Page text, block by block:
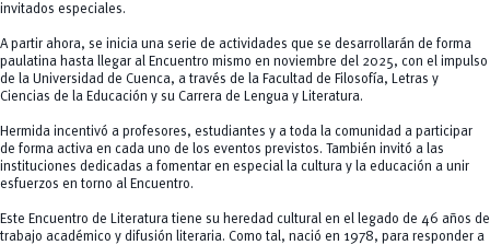
invitados especiales.
A partir ahora, se inicia una serie de actividades que se desarrollarán de forma
paulatina hasta llegar al Encuentro mismo en noviembre del 2025, con el impulso
de la Universidad de Cuenca, a través de la Facultad de Filosofía, Letras y
Ciencias de la Educación y su Carrera de Lengua y Literatura.
Hermida incentivó a profesores, estudiantes y a toda la comunidad a participar
de forma activa en cada uno de los eventos previstos. También invitó a las
instituciones dedicadas a fomentar en especial la cultura y la educación a unir
esfuerzos en torno al Encuentro.
Este Encuentro de Literatura tiene su heredad cultural en el legado de 46 años de
trabajo académico y difusión literaria. Como tal, nació en 1978, para responder a